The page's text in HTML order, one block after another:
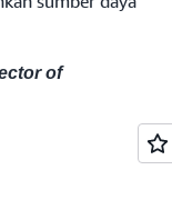
of